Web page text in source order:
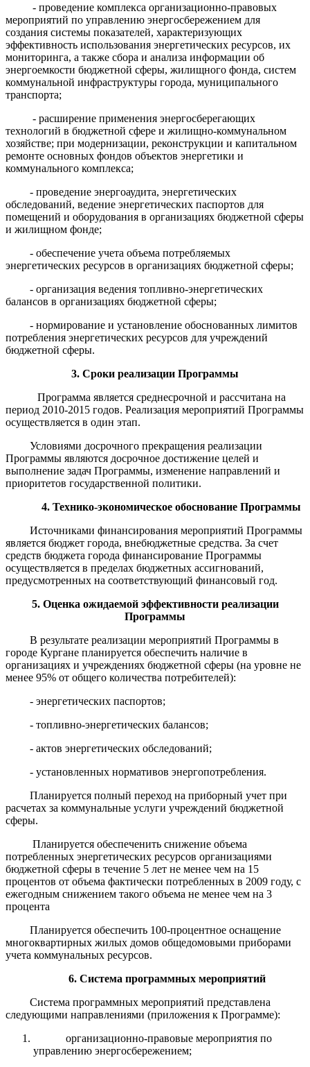
- проведение комплекса организационно-правовых
мероприятий по управлению энергосбережением для
создания системы показателей, характеризующих
эффективность использования энергетических ресурсов, их
мониторинга, а также сбора и анализа информации об
энергоемкости бюджетной сферы, жилищного фонда, систем
коммунальной инфраструктуры города, муниципального
транспорта;
- расширение применения энергосберегающих
технологий в бюджетной сфере и жилищно-коммунальном
хозяйстве; при модернизации, реконструкции и капитальном
ремонте основных фондов объектов энергетики и
коммунального комплекса;
- проведение энергоаудита, энергетических
обследований, ведение энергетических паспортов для
помещений и оборудования в организациях бюджетной сферы
и жилищном фонде;
- обеспечение учета объема потребляемых
энергетических ресурсов в организациях бюджетной сферы;
- организация ведения топливно-энергетических
балансов в организациях бюджетной сферы;
- нормирование и установление обоснованных лимитов
потребления энергетических ресурсов для учреждений
бюджетной сферы.
3. Сроки реализации Программы
Программа является среднесрочной и рассчитана на
период 2010-2015 годов. Реализация мероприятий Программы
осуществляется в один этап.
Условиями досрочного прекращения реализации
Программы являются досрочное достижение целей и
выполнение задач Программы, изменение направлений и
приоритетов государственной политики.
4. Технико-экономическое обоснование Программы
Источниками финансирования мероприятий Программы
является бюджет города, внебюджетные средства. За счет
средств бюджета города финансирование Программы
осуществляется в пределах бюджетных ассигнований,
предусмотренных на соответствующий финансовый год.
5. Оценка ожидаемой эффективности реализации
Программы
В результате реализации мероприятий Программы в
городе Кургане планируется обеспечить наличие в
организациях и учреждениях бюджетной сферы (на уровне не
менее 95% от общего количества потребителей):
- энергетических паспортов;
- топливно-энергетических балансов;
- актов энергетических обследований;
- установленных нормативов энергопотребления.
Планируется полный переход на приборный учет при
расчетах за коммунальные услуги учреждений бюджетной
сферы.
Планируется обеспеченить снижение объема
потребленных энергетических ресурсов организациями
бюджетной сферы в течение 5 лет не менее чем на 15
процентов от объема фактически потребленных в 2009 году, с
ежегодным снижением такого объема не менее чем на 3
процента
Планируется обеспечить 100-процентное оснащение
многоквартирных жилых домов общедомовыми приборами
учета коммунальных ресурсов.
6. Система программных мероприятий
Система программных мероприятий представлена
следующими направлениями (приложения к Программе):
организационно-правовые мероприятия по
управлению энергосбережением;